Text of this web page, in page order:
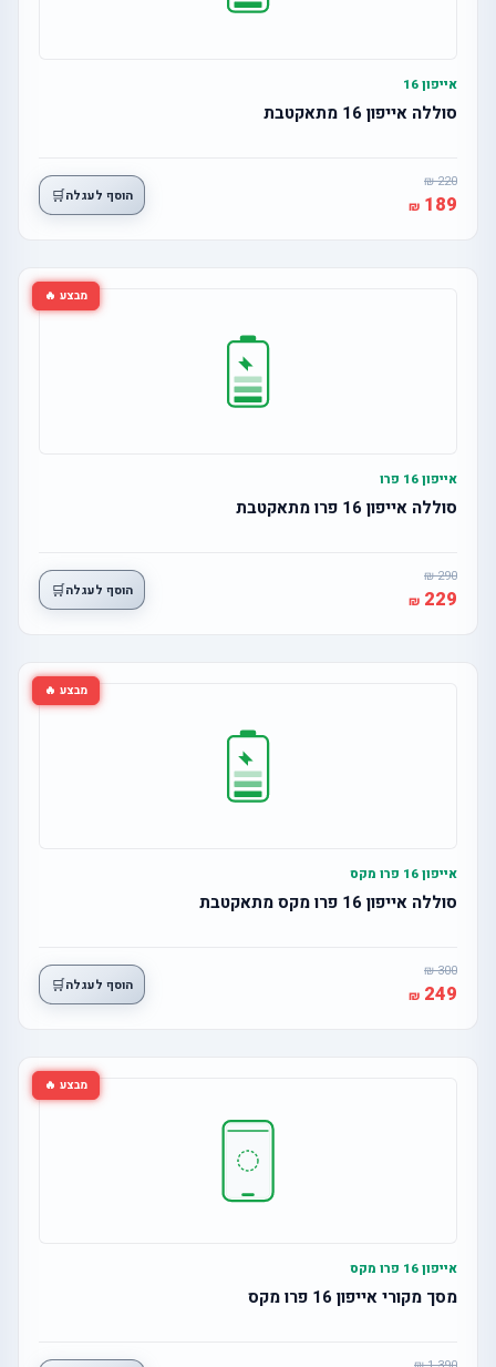
אייפון 16
סוללה אייפון 16 מתאקטבת
220
189 הוסף לעגלה🛒
מבצע 🔥
אייפון 16 פרו
סוללה אייפון 16 פרו מתאקטבת
290
229 הוסף לעגלה🛒
מבצע 🔥
אייפון 16 פרו מקס
סוללה אייפון 16 פרו מקס מתאקטבת
300
249 הוסף לעגלה🛒
מבצע 🔥
אייפון 16 פרו מקס
מסך מקורי אייפון 16 פרו מקס